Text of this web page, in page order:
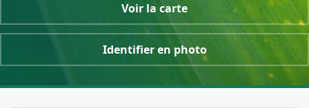
Voir la carte
Identifier en photo